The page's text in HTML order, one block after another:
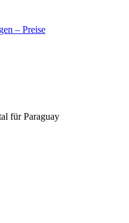
– Preise
für Paraguay